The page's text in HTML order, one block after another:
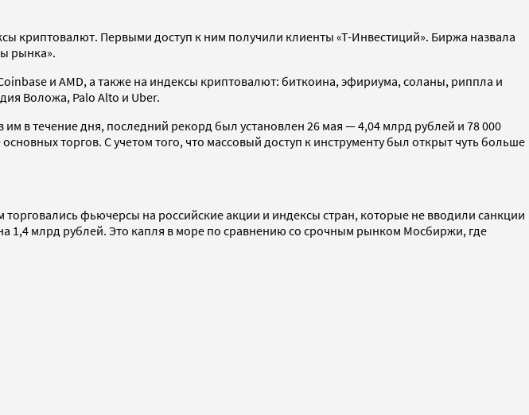
криптовалют. Первыми доступ к ним получили клиенты «Т-Инвестиций». Биржа назвала
рынка».
и AMD, а также на индексы криптовалют: биткоина, эфириума, соланы, риппла и
Воложа, Palo Alto и Uber.
в течение дня, последний рекорд был установлен 26 мая — 4,04 млрд рублей и 78 000
торгов. С учетом того, что массовый доступ к инструменту был открыт чуть больше
фьючерсы на российские акции и индексы стран, которые не вводили санкции
1,4 млрд рублей. Это капля в море по сравнению со срочным рынком Мосбиржи, где